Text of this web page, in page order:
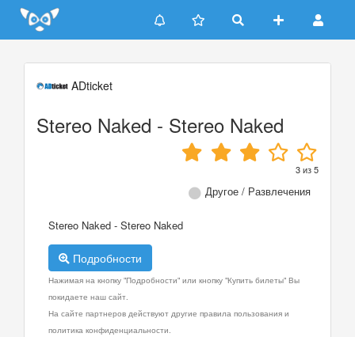
Update cookies preferences
ADticket
Stereo Naked - Stereo Naked
3из5
Другое / Развлечения
Stereo Naked - Stereo Naked
Подробности
Нажимая на кнопку "Подробности" или кнопку "Купить билеты" Вы
покидаете наш сайт.
На сайте партнеров действуют другие правила пользования и
политика конфиденциальности.